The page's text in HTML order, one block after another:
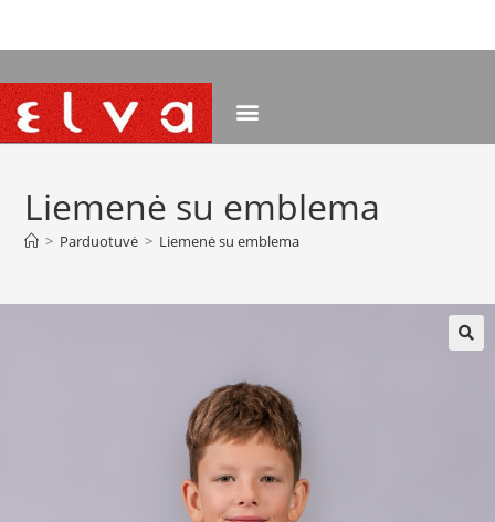
Liemenė su emblema
> Parduotuvė > Liemenė su emblema